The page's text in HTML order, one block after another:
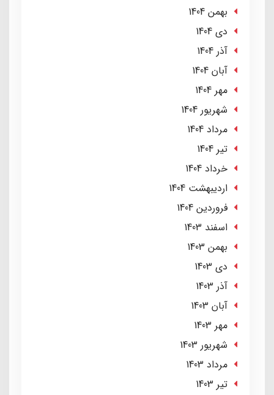
بهمن 1404
دی 1404
آذر 1404
آبان 1404
مهر 1404
شهریور 1404
مرداد 1404
تير 1404
خرداد 1404
ارديبهشت 1404
فروردین 1404
اسفند 1403
بهمن 1403
دی 1403
آذر 1403
آبان 1403
مهر 1403
شهریور 1403
مرداد 1403
تير 1403